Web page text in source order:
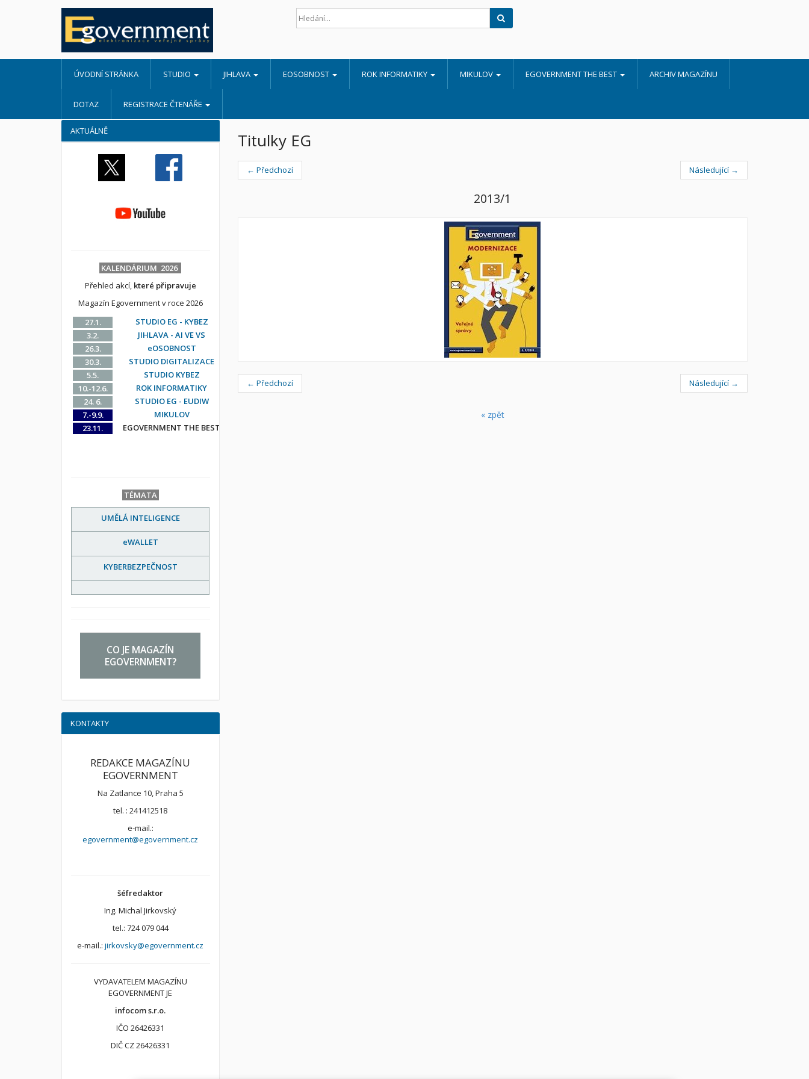
ÚVODNÍ STRÁNKA STUDIO JIHLAVA EOSOBNOST ROK INFORMATIKY MIKULOV EGOVERNMENT THE BEST ARCHIV MAGAZÍNU
DOTAZ REGISTRACE ČTENÁŘE
Titulky EG
← Předchozí Následující →
2013/1
← Předchozí Následující →
« zpět
AKTUÁLNĚ
KALENDÁRIUM 2026
Přehled akcí, které připravuje
Magazín Egovernment v roce 2026
27.1.
STUDIO EG - KYBEZ
3.2.
JIHLAVA - AI VE VS
26.3.
eOSOBNOST
30.3.
STUDIO DIGITALIZACE
5.5.
STUDIO KYBEZ
10.-12.6.
ROK INFORMATIKY
24. 6.
STUDIO EG - EUDIW
7.-9.9.
MIKULOV
23.11.
EGOVERNMENT THE BEST
TÉMATA
UMĚLÁ INTELIGENCE
eWALLET
KYBERBEZPEČNOST
CO JE MAGAZÍN
EGOVERNMENT?
KONTAKTY
REDAKCE MAGAZÍNU
EGOVERNMENT
Na Zatlance 10, Praha 5
tel. : 241412518
e-mail.:
egovernment@egovernment.cz
šéfredaktor
Ing. Michal Jirkovský
tel.: 724 079 044
e-mail.:jirkovsky@egovernment.cz
VYDAVATELEM MAGAZÍNU
EGOVERNMENT JE
infocom s.r.o.
IČO 26426331
DIČ CZ 26426331